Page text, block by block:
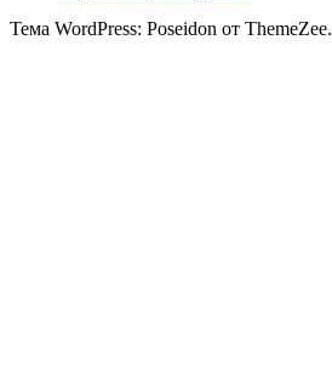
Тема WordPress: Poseidon от ThemeZee.